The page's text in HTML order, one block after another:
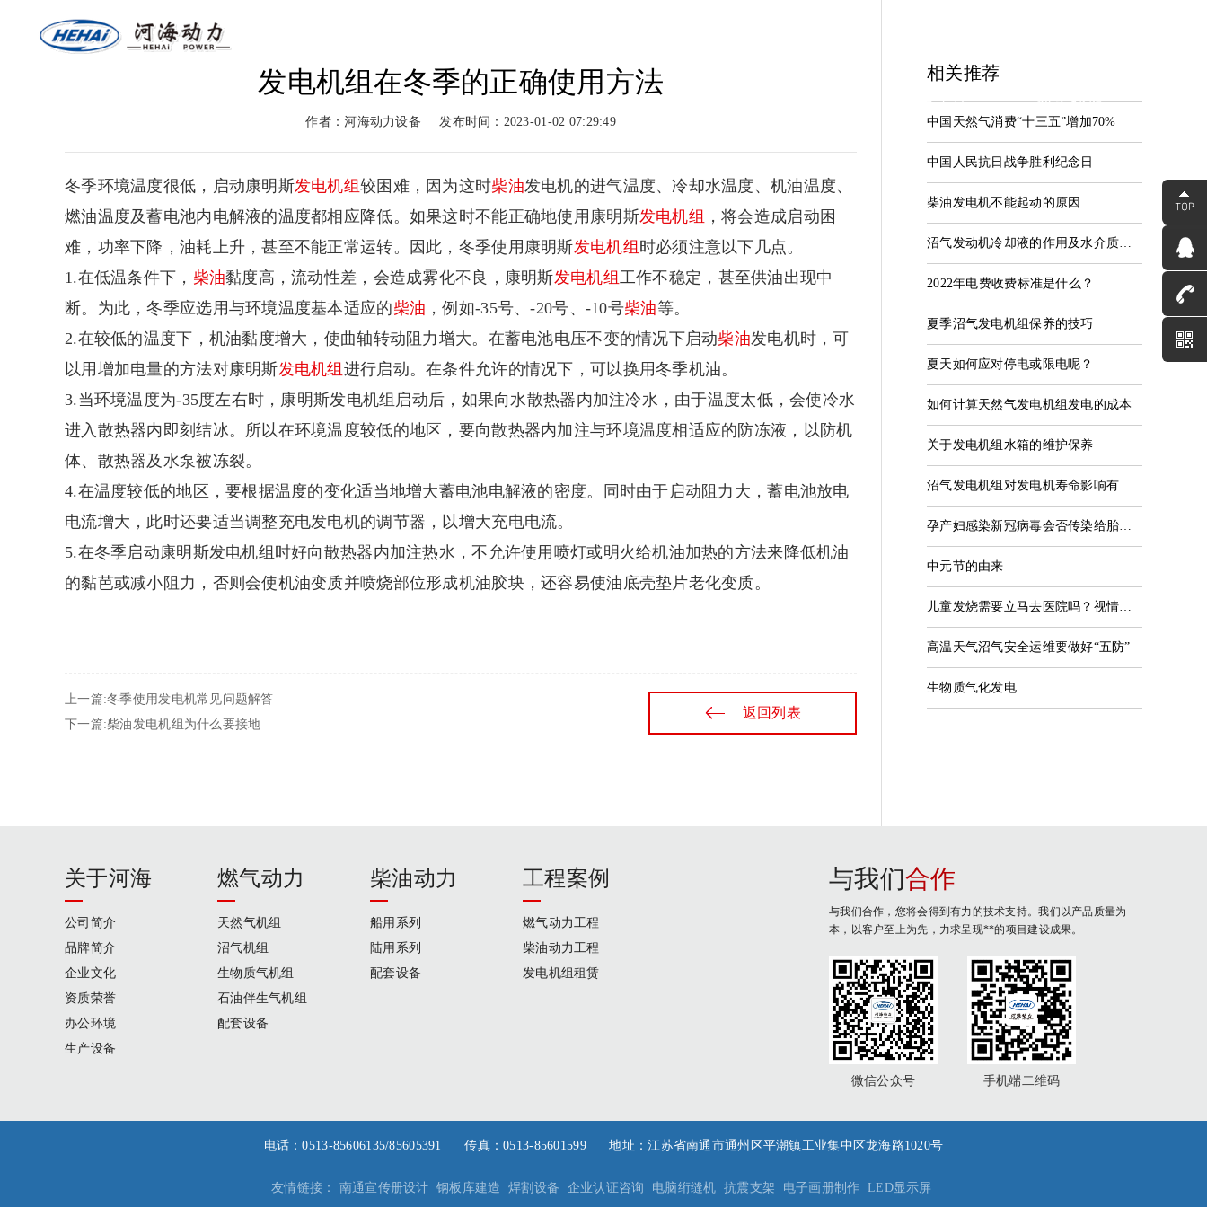
燃气系列
柴油系列
服务支持
服务中心
联系我们
联系河海
发电机组在冬季的正确使用方法
作者：河海动力设备 发布时间：2023-01-02 07:29:49
冬季环境温度很低，启动康明斯发电机组较困难，因为这时柴油发电机的进气温度、冷却水温度、机油温度、
燃油温度及蓄电池内电解液的温度都相应降低。如果这时不能正确地使用康明斯发电机组 ，将会造成启动困
难，功率下降，油耗上升，甚至不能正常运转。因此，冬季使用康明斯发电机组 时必须注意以下几点。
1.在低温条件下， 柴油黏度高，流动性差，会造成雾化不良，康明斯发电机组 工作不稳定，甚至供油出现中
断。为此，冬季应选用与环境温度基本适应的柴油 ，例如-35号、-20号、-10号柴油等。
2.在较低的温度下，机油黏度增大，使曲轴转动阻力增大。在蓄电池电压不变的情况下启动柴油发电机时，可
以用增加电量的方法对康明斯发电机组 进行启动。在条件允许的情况下，可以换用冬季机油。
3.当环境温度为-35度左右时，康明斯发电机组启动后，如果向水散热器内加注冷水，由于温度太低，会使冷水
进入散热器内即刻结冰。所以在环境温度较低的地区，要向散热器内加注与环境温度相适应的防冻液，以防机
体、散热器及水泵被冻裂。
4.在温度较低的地区，要根据温度的变化适当地增大蓄电池电解液的密度。同时由于启动阻力大，蓄电池放电
电流增大，此时还要适当调整充电发电机的调节器，以增大充电电流。
5.在冬季启动康明斯发电机组时好向散热器内加注热水，不允许使用喷灯或明火给机油加热的方法来降低机油
的黏芭或减小阻力，否则会使机油变质并喷烧部位形成机油胶块，还容易使油底壳垫片老化变质。
上一篇:冬季使用发电机常见问题解答
下一篇:柴油发电机组为什么要接地
返回列表
相关推荐
中国天然气消费“十三五”增加70%
中国人民抗日战争胜利纪念日
柴油发电机不能起动的原因
沼气发动机冷却液的作用及水介质能否能替代发动机冷却液
2022年电费收费标准是什么？
夏季沼气发电机组保养的技巧
夏天如何应对停电或限电呢？
如何计算天然气发电机组发电的成本
关于发电机组水箱的维护保养
沼气发电机组对发电机寿命影响有哪些因素？
孕产妇感染新冠病毒会否传染给胎儿？几乎不会
中元节的由来
儿童发烧需要立马去医院吗？视情况而定
高温天气沼气安全运维要做好“五防”
生物质气化发电
关于河海
公司简介
品牌简介
企业文化
资质荣誉
办公环境
生产设备
燃气动力
天然气机组
沼气机组
生物质气机组
石油伴生气机组
配套设备
柴油动力
船用系列
陆用系列
配套设备
工程案例
燃气动力工程
柴油动力工程
发电机组租赁
与我们合作
与我们合作，您将会得到有力的技术支持。我们以产品质量为
本，以客户至上为先，力求呈现**的项目建设成果。
微信公众号 手机端二维码
电话：0513-85606135/85605391 传真：0513-85601599 地址：江苏省南通市通州区平潮镇工业集中区龙海路1020号
友情链接： 南通宣传册设计 钢板库建造 焊割设备 企业认证咨询 电脑绗缝机 抗震支架 电子画册制作 LED显示屏